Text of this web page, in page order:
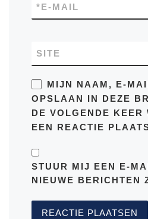
E-MAIL
*
SITE
MIJN NAAM, E-
OPSLAAN IN DEZE
DE VOLGENDE KEER
EEN REACTIE
STUUR MIJ EEN E-
NIEUWE BERICHTEN